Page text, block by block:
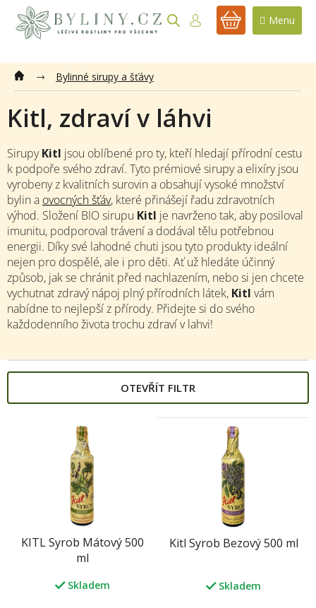
obsah
NÁKUPNÍ
Bylinné sirupy a šťávy
Kitl, zdraví v láhvi
SirupyKitl jsou oblíbené pro ty, kteří hledají přírodní cestu
k podpoře svého zdraví. Tyto prémiové sirupy a elixíry jsou
vyrobeny z kvalitních surovin a obsahují vysoké množství
bylin a ovocných šťáv, které přinášejí řadu zdravotních
výhod. Složení BIO sirupu Kitl je navrženo tak, aby posiloval
imunitu, podporoval trávení a dodával tělu potřebnou
energii. Díky své lahodné chuti jsou tyto produkty ideální
nejen pro dospělé, ale i pro děti. Ať už hledáte účinný
způsob, jak se chránit před nachlazením, nebo si jen chcete
vychutnat zdravý nápoj plný přírodních látek, Kitl vám
nabídne to nejlepší z přírody. Přidejte si do svého
každodenního života trochu zdraví v lahvi!
OTEVŘÍT FILTR
KITL Syrob Mátový 500
ml
Skladem
Kitl Syrob Bezový 500 ml
Skladem